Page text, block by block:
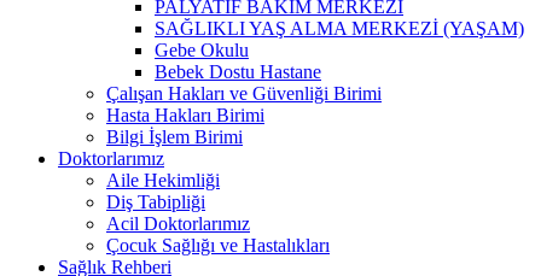
PALYATİF BAKIM MERKEZİ
SAĞLIKLI YAŞ ALMA MERKEZİ (YAŞAM)
Gebe Okulu
Bebek Dostu Hastane
Çalışan Hakları ve Güvenliği Birimi
Hasta Hakları Birimi
Bilgi İşlem Birimi
Doktorlarımız
Aile Hekimliği
Diş Tabipliği
Acil Doktorlarımız
Çocuk Sağlığı ve Hastalıkları
Sağlık Rehberi